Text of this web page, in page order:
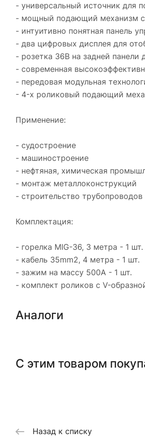
- универсальный источник для
- мощный подающий механизм с
- интуитивно понятная панель
- два цифровых дисплея для
- розетка 36В на задней панели
- современная
- передовая модульная
- 4-х роликовый подающий
Применение:
- судостроение
- машиностроение
- нефтяная, химическая
- монтаж металлоконструкций
- строительство трубопроводов
Комплектация:
- горелка MIG-36, 3 метра - 1 шт.
- кабель 35mm2, 4 метра - 1 шт.
- зажим на массу 500А - 1 шт.
- комплект роликов с V-
Аналоги
С этим товаром
Назад к списку